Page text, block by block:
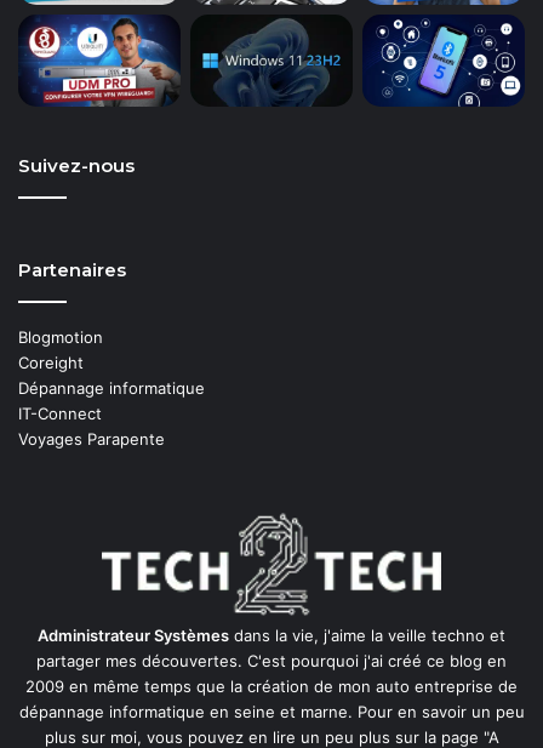
Suivez-nous
Partenaires
Blogmotion
Coreight
Dépannage informatique
IT-Connect
Voyages Parapente
Administrateur Systèmes dans la vie, j'aime la veille techno et
partager mes découvertes. C'est pourquoi j'ai créé ce blog en
2009 en même temps que la création de mon auto entreprise de
dépannage informatique en seine et marne. Pour en savoir un peu
plus sur moi, vous pouvez en lire un peu plus sur la page "A